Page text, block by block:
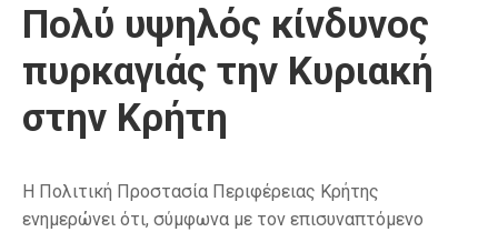
Πολύ υψηλός κίνδυνος
πυρκαγιάς την Κυριακή
στην Κρήτη
Η Πολιτική Προστασία Περιφέρειας Κρήτης
ενημερώνει ότι, σύμφωνα με τον επισυναπτόμενο